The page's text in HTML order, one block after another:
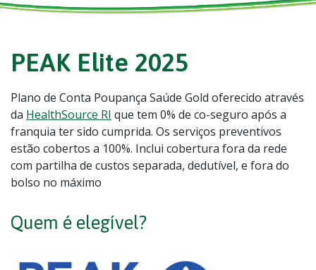
PEAK Elite 2025
Plano de Conta Poupança Saúde Gold oferecido através
da HealthSource RI que tem 0% de co-seguro após a
franquia ter sido cumprida. Os serviços preventivos
estão cobertos a 100%. Inclui cobertura fora da rede
com partilha de custos separada, dedutível, e fora do
bolso no máximo
Quem é elegível?